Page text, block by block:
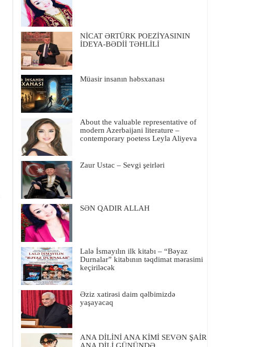
NİCAT ƏRTÜRK POEZİYASININ
İDEYA-BƏDİİ TƏHLİLİ
Müasir insanın həbsxanası
About the valuable representative of
modern Azerbaijani literature –
contemporary poetess Leyla Aliyeva
Zaur Ustac – Sevgi şeirləri
SƏN QADIR ALLAH
Lalə İsmayılın ilk kitabı – “Bəyaz
Durnalar” kitabının təqdimat mərasimi
keçiriləcək
Əziz xatirəsi daim qəlbimizdə
yaşayacaq
ANA DİLİNİ ANA KİMİ SEVƏN ŞAİR